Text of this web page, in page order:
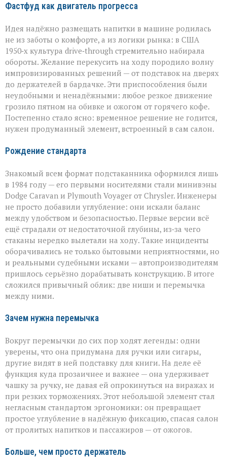
Фастфуд как двигатель прогресса
Идея надёжно размещать напитки в машине родилась
не из заботы о комфорте, а из логики рынка: в США
1950‑х культура drive‑through стремительно набирала
обороты. Желание перекусить на ходу породило волну
импровизированных решений — от подставок на дверях
до держателей в бардачке. Эти приспособления были
неудобными и ненадёжными: любое резкое движение
грозило пятном на обивке и ожогом от горячего кофе.
Постепенно стало ясно: временное решение не годится,
нужен продуманный элемент, встроенный в сам салон.
Рождение стандарта
Знакомый всем формат подстаканника оформился лишь
в 1984 году — его первыми носителями стали минивэны
Dodge Caravan и Plymouth Voyager от Chrysler. Инженеры
не просто добавили углубление: они искали баланс
между удобством и безопасностью. Первые версии всё
ещё страдали от недостаточной глубины, из‑за чего
стаканы нередко вылетали на ходу. Такие инциденты
оборачивались не только бытовыми неприятностями, но
и реальными судебными исками — автопроизводителям
пришлось серьёзно дорабатывать конструкцию. В итоге
сложился привычный облик: две ниши и перемычка
между ними.
Зачем нужна перемычка
Вокруг перемычки до сих пор ходят легенды: одни
уверены, что она придумана для ручки или сигары,
другие видят в ней подставку для книги. На деле её
функция куда прозаичнее и важнее — она удерживает
чашку за ручку, не давая ей опрокинуться на виражах и
при резких торможениях. Этот небольшой элемент стал
негласным стандартом эргономики: он превращает
простое углубление в надёжную фиксацию, спасая салон
от пролитых напитков и пассажиров — от ожогов.
Больше, чем просто держатель